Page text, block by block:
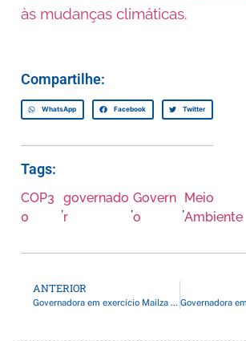
às mudanças climáticas.
Compartilhe:
WhatsApp Facebook Twitter
Tags:
COP3
0
,
governado
r
,
Govern
o
,
Meio
Ambiente
ANTERIOR
Governadora em exercício Mailza visita obras do Hospital de Feijó e reforça compromisso com a conclusão da reforma